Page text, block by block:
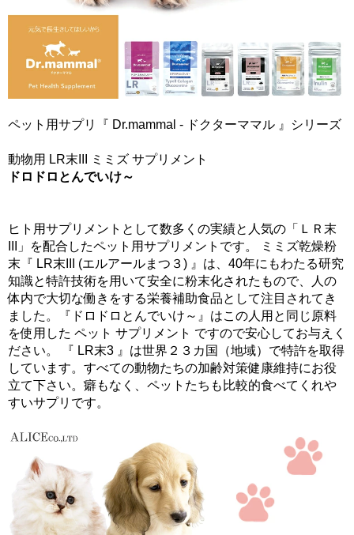
ペット用サプリ『 Dr.mammal - ドクターママル 』シリーズ
動物用 LR末III ミミズ サプリメント
ドロドロとんでいけ～
ヒト用サプリメントとして数多くの実績と人気の「ＬＲ末
III」を配合したペット用サプリメントです。 ミミズ乾燥粉
末『 LR末III (エルアールまつ３) 』は、40年にもわたる研究
知識と特許技術を用いて安全に粉末化されたもので、人の
体内で大切な働きをする栄養補助食品として注目されてき
ました。『ドロドロとんでいけ～』はこの人用と同じ原料
を使用した ペット サプリメント ですので安心してお与えく
ださい。 『 LR末3 』は世界２３カ国（地域）で特許を取得
しています。すべての動物たちの加齢対策健康維持にお役
立て下さい。癖もなく、ペットたちも比較的食べてくれや
すいサプリです。